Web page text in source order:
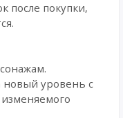
после покупки,
уровень с